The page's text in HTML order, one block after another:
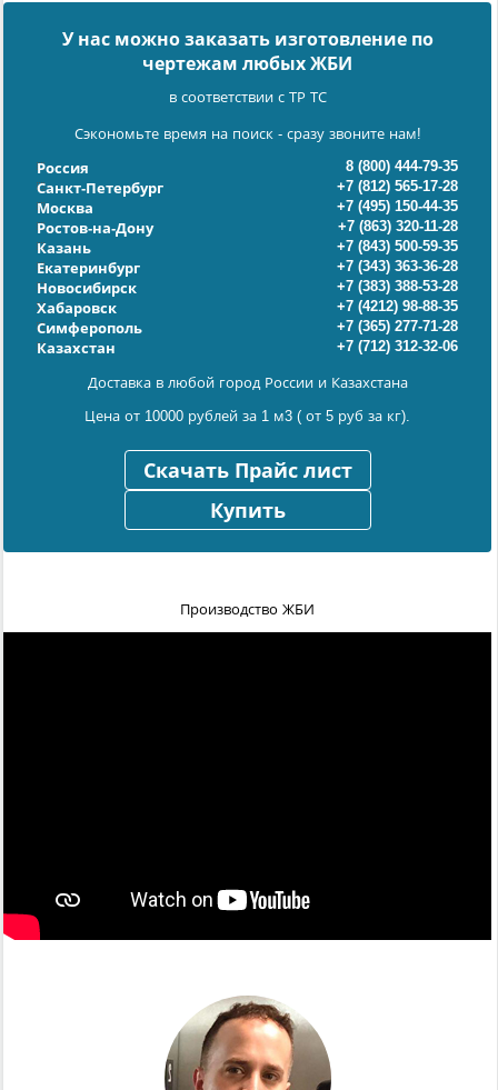
У нас можно заказать изготовление по
чертежам любых ЖБИ
в соответствии с ТР ТС
Сэкономьте время на поиск - сразу звоните нам!
Россия
8 (800) 444-79-35
Санкт-Петербург
+7 (812) 565-17-28
Москва
+7 (495) 150-44-35
Ростов-на-Дону
+7 (863) 320-11-28
Казань
+7 (843) 500-59-35
Екатеринбург
+7 (343) 363-36-28
Новосибирск
+7 (383) 388-53-28
Хабаровск
+7 (4212) 98-88-35
Симферополь
+7 (365) 277-71-28
Казахстан
+7 (712) 312-32-06
Доставка в любой город России и Казахстана
Цена от 10000 рублей за 1 м3 ( от 5 руб за кг).
Скачать Прайс лист
Купить
Производство ЖБИ